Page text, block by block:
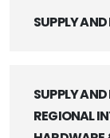
SUPPLY AND
SUPPLY AND
REGIONAL